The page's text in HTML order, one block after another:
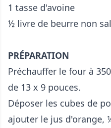
1 tasse d'avoine
½ livre de beurre non
PRÉPARATION
Préchauffer le four à
de 13 x 9 pouces.
Déposer les cubes de
ajouter le jus d'orange,